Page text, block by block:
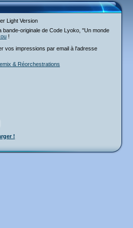
Light Version
bande-originale de Code Lyoko, "Un monde
!
vos impressions par email à l'adresse
& Réorchestrations
!